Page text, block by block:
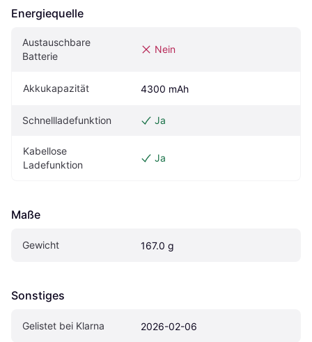
Energiequelle
Austauschbare
Batterie
Nein
Akkukapazität 4300 mAh
Schnellladefunktion Ja
Kabellose
Ladefunktion
Ja
Maße
Gewicht 167.0 g
Sonstiges
Gelistet bei Klarna 2026-02-06